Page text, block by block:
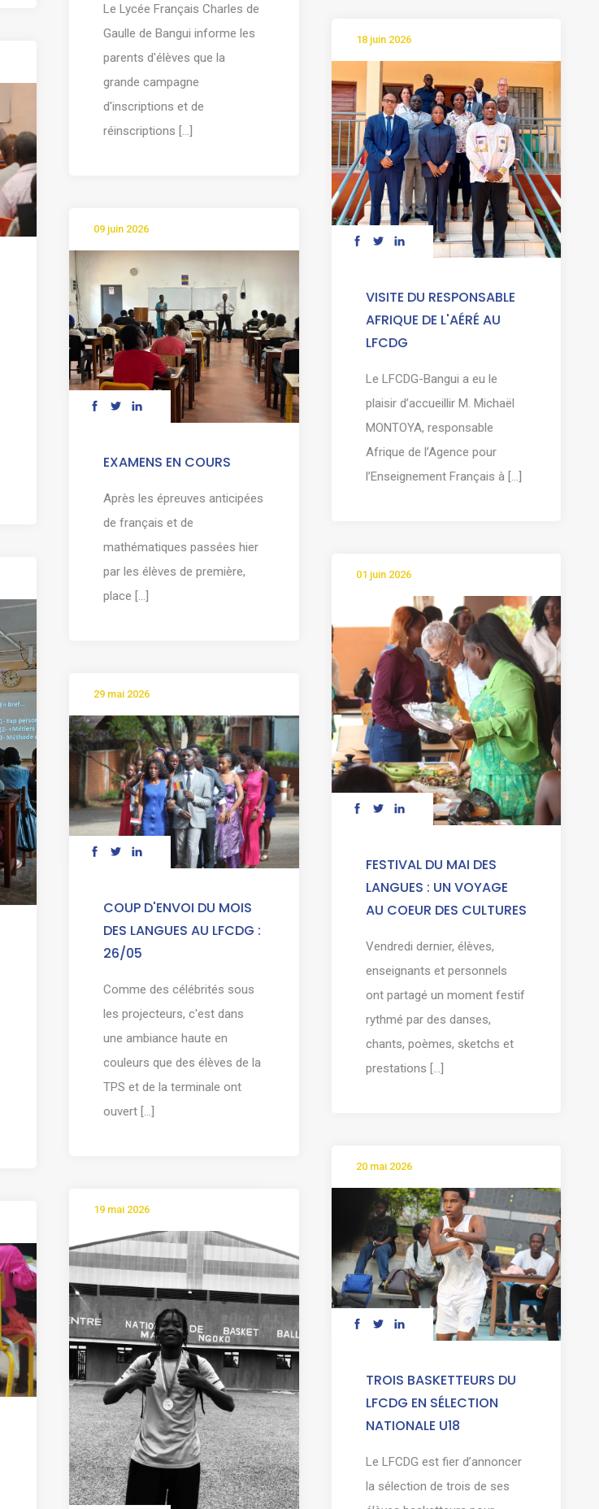
Le Lycée Français Charles de
Gaulle de Bangui informe les
parents d'élèves que la
grande campagne
d'inscriptions et de
réinscriptions [...]
18 juin 2026
VISITE DU RESPONSABLE
AFRIQUE DE L'AÉRÉ AU
LFCDG
Le LFCDG-Bangui a eu le
plaisir d’accueillir M. Michaël
MONTOYA, responsable
Afrique de l’Agence pour
l’Enseignement Français à [...]
09 juin 2026
EXAMENS EN COURS
Après les épreuves anticipées
de français et de
mathématiques passées hier
par les élèves de première,
place [...]
01 juin 2026
FESTIVAL DU MAI DES
LANGUES : UN VOYAGE
AU COEUR DES CULTURES
Vendredi dernier, élèves,
enseignants et personnels
ont partagé un moment festif
rythmé par des danses,
chants, poèmes, sketchs et
prestations [...]
29 mai 2026
COUP D'ENVOI DU MOIS
DES LANGUES AU LFCDG :
26/05
Comme des célébrités sous
les projecteurs, c'est dans
une ambiance haute en
couleurs que des élèves de la
TPS et de la terminale ont
ouvert [...]
20 mai 2026
TROIS BASKETTEURS DU
LFCDG EN SÉLECTION
NATIONALE U18
Le LFCDG est fier d’annoncer
la sélection de trois de ses
19 mai 2026